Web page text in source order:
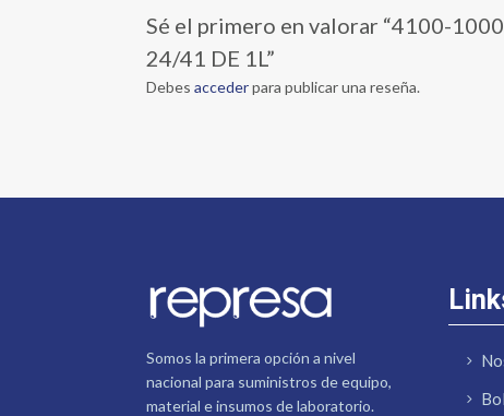
Sé el primero en valorar “4100-
24/41 DE 1L”
Debesaccederpara publicar una reseña.
Somos la primera opción a nivel
nacional para suministros de equipo,
material e insumos de laboratorio.